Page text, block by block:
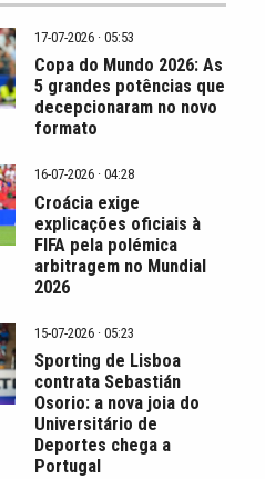
17-07-2026 · 05:53
Copa do Mundo 2026: As
5 grandes potências que
decepcionaram no novo
formato
16-07-2026 · 04:28
Croácia exige
explicações oficiais à
FIFA pela polémica
arbitragem no Mundial
2026
15-07-2026 · 05:23
Sporting de Lisboa
contrata Sebastián
Osorio: a nova joia do
Universitário de
Deportes chega a
Portugal